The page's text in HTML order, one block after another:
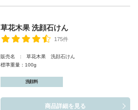
草花木果 洗顔石けん
175件
販売名 : 草花木果 洗顔石けん
標準重量：100g
洗顔料
商品詳細を見る